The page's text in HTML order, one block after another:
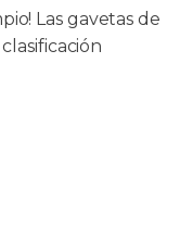
Las gavetas de